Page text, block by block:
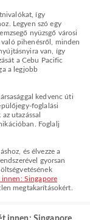
így
Legyen szó egy
nyüzsgő városi
pihenésről, minden
van, így
a Cebu Pacific
a legjobb
kedvenc úti
foglalási
utazással
Foglalj
és élvezze a
gyorsan
innen: Singapore
megtakarításokért.